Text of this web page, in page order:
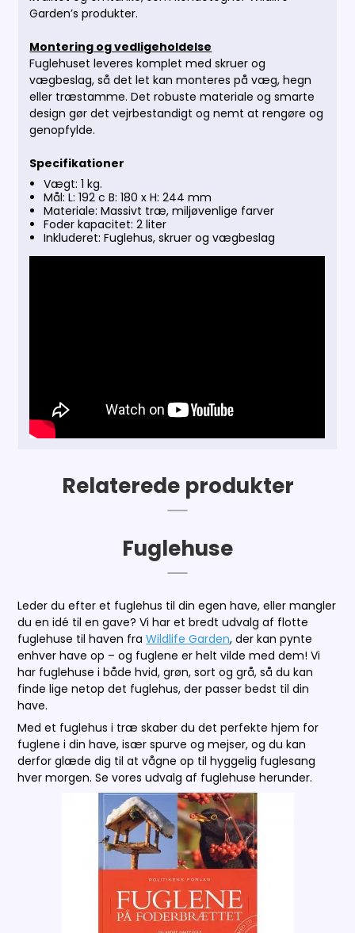
Garden’s produkter.
Montering og vedligeholdelse
Fuglehuset leveres komplet med skruer og
vægbeslag, så det let kan monteres på væg, hegn
eller træstamme. Det robuste materiale og smarte
design gør det vejrbestandigt og nemt at rengøre og
genopfylde.
Specifikationer
Vægt: 1 kg.
Mål: L: 192 c B: 180 x H: 244 mm
Materiale: Massivt træ, miljøvenlige farver
Foder kapacitet: 2 liter
Inkluderet: Fuglehus, skruer og vægbeslag
Relaterede produkter
Fuglehuse
Leder du efter et fuglehus til din egen have, eller mangler
du en idé til en gave? Vi har et bredt udvalg af flotte
fuglehuse til haven fraWildlife Garden, der kan pynte
enhver have op – og fuglene er helt vilde med dem! Vi
har fuglehuse i både hvid, grøn, sort og grå, så du kan
finde lige netop det fuglehus, der passer bedst til din
have.
Med et fuglehus i træ skaber du det perfekte hjem for
fuglene i din have, især spurve og mejser, og du kan
derfor glæde dig til at vågne op til hyggelig fuglesang
hver morgen. Se vores udvalg af fuglehuse herunder.